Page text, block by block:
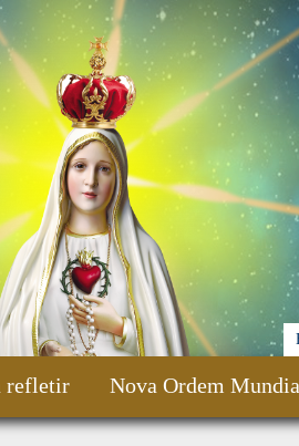
refletir Nova Ordem